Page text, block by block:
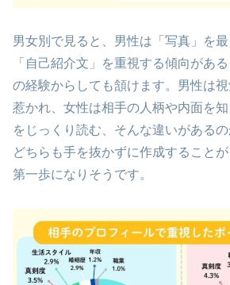
男女別で見ると、男性は「写真」を
「自己紹介文」を重視する傾向があ
の経験からしても頷けます。男性は
惹かれ、女性は相手の人柄や内面を
をじっくり読む、そんな違いがあるの
どちらも手を抜かずに作成すること
第一歩になりそうです。